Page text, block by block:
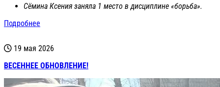
Сёмина Ксения заняла 1 место в дисциплине «борьба».
Подробнее
19 мая 2026
ВЕСЕННЕЕ ОБНОВЛЕНИЕ!